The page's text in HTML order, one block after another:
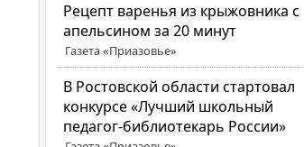
Рецепт варенья из крыжовника с
апельсином за 20 минут
Газета «Приазовье»
В Ростовской области стартовал
конкурсе «Лучший школьный
педагог-библиотекарь России»